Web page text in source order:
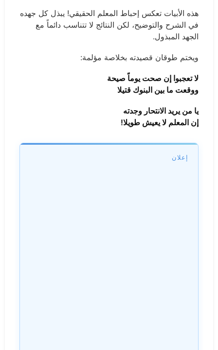
هذه الأبيات تعكس إحباط المعلم الحقيقي! يبذل كل جهده
في الشرح والتوضيح، لكن النتائج لا تتناسب دائماً مع
الجهد المبذول.
ويختم طوقان قصيدته بخلاصة مؤلمة:
لا تعجبوا إن صحت يوماً صيحة
ووقعت ما بين البنوك قتيلا
يا من يريد الانتحار وجدته
إن المعلم لا يعيش طويلا!
إعلان